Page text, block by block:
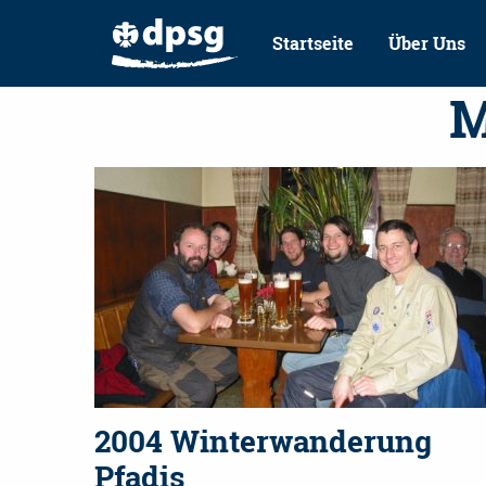
Startseite Über Uns
2004 Winterwanderung
Pfadis